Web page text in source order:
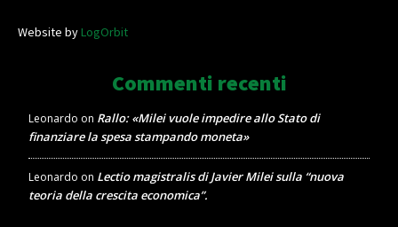
Website byLogOrbit
Commenti recenti
Leonardo on Rallo: «Milei vuole impedire allo Stato di
finanziare la spesa stampando moneta»
Leonardo on Lectio magistralis di Javier Milei sulla “nuova
teoria della crescita economica”.